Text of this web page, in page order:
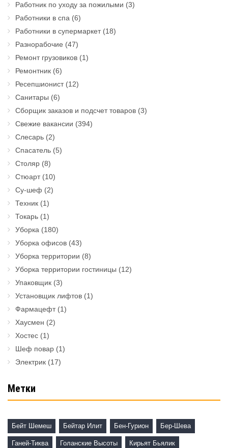
Работник по уходу за пожилыми (3)
Работники в спа (6)
Работники в супермаркет(18)
Разнорабочие (47)
Ремонт грузовиков (1)
Ремонтник (6)
Ресепшионист(12)
Санитары (6)
Сборщик заказов и подсчет товаров (3)
Свежие вакансии (394)
Слесарь (2)
Спасатель (5)
Столяр (8)
Стюарт(10)
Су-шеф (2)
Техник (1)
Токарь (1)
Уборка (180)
Уборка офисов (43)
Уборка территории (8)
Уборка территории гостиницы (12)
Упаковщик (3)
Установщик лифтов (1)
Фармацефт(1)
Хаусмен (2)
Хостес (1)
Шеф повар (1)
Электрик (17)
Метки
Бейт Шемеш Бейтар Илит Бен-Гурион Бер-Шева
Ганей-Тиква Голанские Высоты Кирьят Бьялик